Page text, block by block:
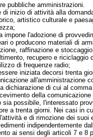
pubbliche amministrazioni.
inizio di attività alla
artistico culturale e
l'adozione di
o producono materiali di
raffinazione e
recupero e riciclaggio
di frequenze radio;
iniziata decorsi trenta
all'amministrazione
dichiarazione di cui al
della
possibile, l'interessato
a trenta giorni. Nei casi in
e di rimozione dei
indipendentemente
ai sensi degli articoli 7 e 8